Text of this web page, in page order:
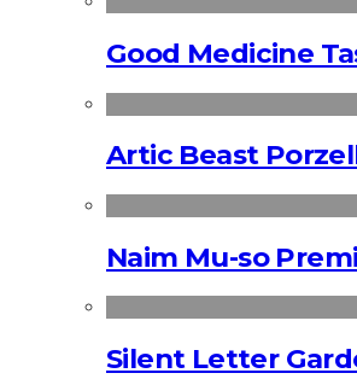
Good Medicine
Artic Beast
Naim Mu-so
Silent Letter